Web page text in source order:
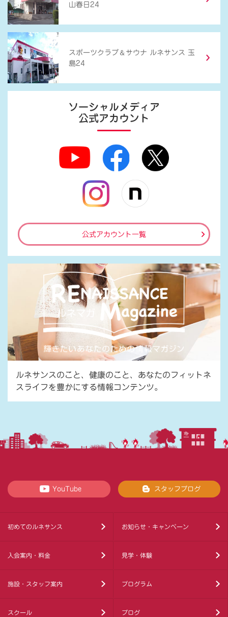
山春日24
スポーツクラブ ＆ サウナ ルネサンス 玉
島24
ソーシャルメディア
公式アカウント
公式アカウント一覧
ルネサンスのこと、健康のこと、あなたのフィットネ
スライフを豊かにする情報コンテンツ。
YouTube スタッフブログ
初めてのルネサンス お知らせ・キャンペーン
入会案内・料金 見学・体験
施設・スタッフ案内 プログラム
スクール ブログ